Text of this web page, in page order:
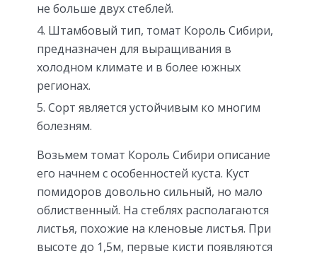
не больше двух стеблей.
Штамбовый тип, томат Король Сибири,
предназначен для выращивания в
холодном климате и в более южных
регионах.
Сорт является устойчивым ко многим
болезням.
Возьмем томат Король Сибири описание
его начнем с особенностей куста. Куст
помидоров довольно сильный, но мало
облиственный. На стеблях располагаются
листья, похожие на кленовые листья. При
высоте до 1,5м, первые кисти появляются